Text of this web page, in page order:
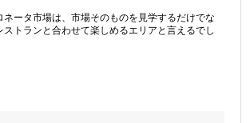
ネータ市場は、市場そのものを見学するだけでな
ストランと合わせて楽しめるエリアと言えるでし